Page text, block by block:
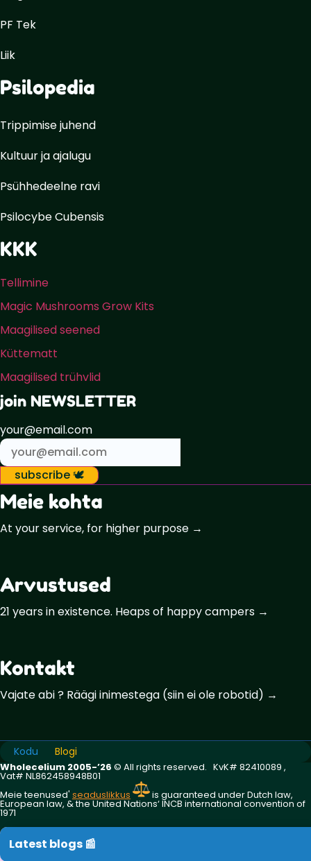
PF Tek
Liik
Psilopedia
Trippimise juhend
Kultuur ja ajalugu
Psühhedeelne ravi
Psilocybe Cubensis
KKK
Tellimine
Magic Mushrooms Grow Kits
Maagilised seened
Küttematt
Maagilised trühvlid
join NEWSLETTER
your@email.com
subscribe 🕊️
Meie kohta
At your service, for higher purpose →
Arvustused
21 years in existence. Heaps of happy campers →
Kontakt
Vajate abi ? Räägi inimestega (siin ei ole robotid) →
Kodu Blogi
Wholecelium 2005-’26 ©️ All rights reserved. KvK# 82410089 ,
Vat# NL862458948B01
Meie teenused' seaduslikkus is guaranteed under Dutch law,
European law, & the United Nations‘ INCB international convention of
1971
Latest blogs 📰